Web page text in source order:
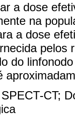
a dose
na
a dose
pelos
do
SPECT-CT;